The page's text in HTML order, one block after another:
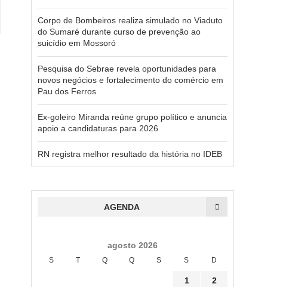
Corpo de Bombeiros realiza simulado no Viaduto
do Sumaré durante curso de prevenção ao
suicídio em Mossoró
Pesquisa do Sebrae revela oportunidades para
novos negócios e fortalecimento do comércio em
Pau dos Ferros
Ex-goleiro Miranda reúne grupo político e anuncia
apoio a candidaturas para 2026
RN registra melhor resultado da história no IDEB
AGENDA
agosto 2026
S T Q Q S S D
1 2